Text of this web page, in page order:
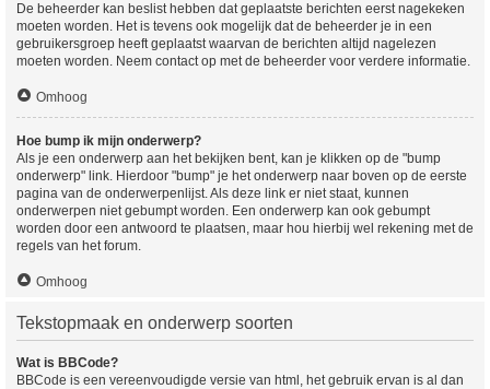
De beheerder kan beslist hebben dat geplaatste berichten eerst nagekeken
moeten worden. Het is tevens ook mogelijk dat de beheerder je in een
gebruikersgroep heeft geplaatst waarvan de berichten altijd nagelezen
moeten worden. Neem contact op met de beheerder voor verdere informatie.
Omhoog
Hoe bump ik mijn onderwerp?
Als je een onderwerp aan het bekijken bent, kan je klikken op de "bump
onderwerp" link. Hierdoor "bump" je het onderwerp naar boven op de eerste
pagina van de onderwerpenlijst. Als deze link er niet staat, kunnen
onderwerpen niet gebumpt worden. Een onderwerp kan ook gebumpt
worden door een antwoord te plaatsen, maar hou hierbij wel rekening met de
regels van het forum.
Omhoog
Tekstopmaak en onderwerp soorten
Wat is BBCode?
BBCode is een vereenvoudigde versie van html, het gebruik ervan is al dan